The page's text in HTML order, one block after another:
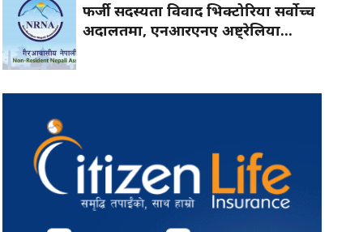
फर्जी सदस्यता विवाद भिक्टोरिया सर्वोच्च
अदालतमा, एनआरएनए अष्ट्रेलिया...